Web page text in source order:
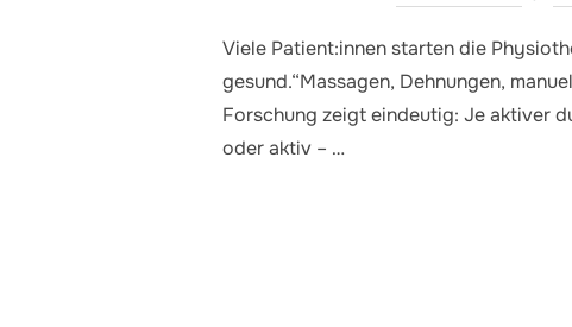
Viele Patient:innen starten die
gesund.“Massagen, Dehnungen,
Forschung zeigt eindeutig: Je aktiver
oder aktiv – …